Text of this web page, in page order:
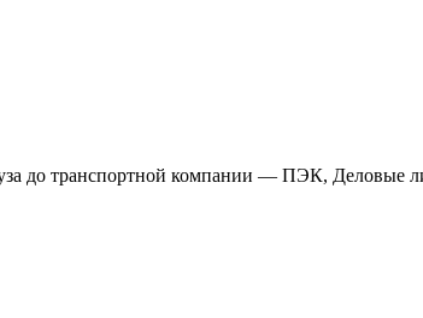
до транспортной компании — ПЭК,